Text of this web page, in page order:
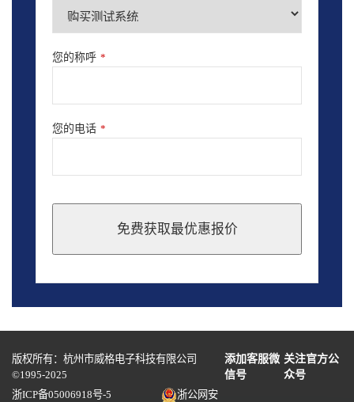
您的称呼 *
您的电话 *
免费获取最优惠报价
should
blank
版权所有：杭州市威格电子科技有限公司
©1995-2025
添加客服微
信号
关注官方公
众号
浙ICP备05006918号-5
浙公网安